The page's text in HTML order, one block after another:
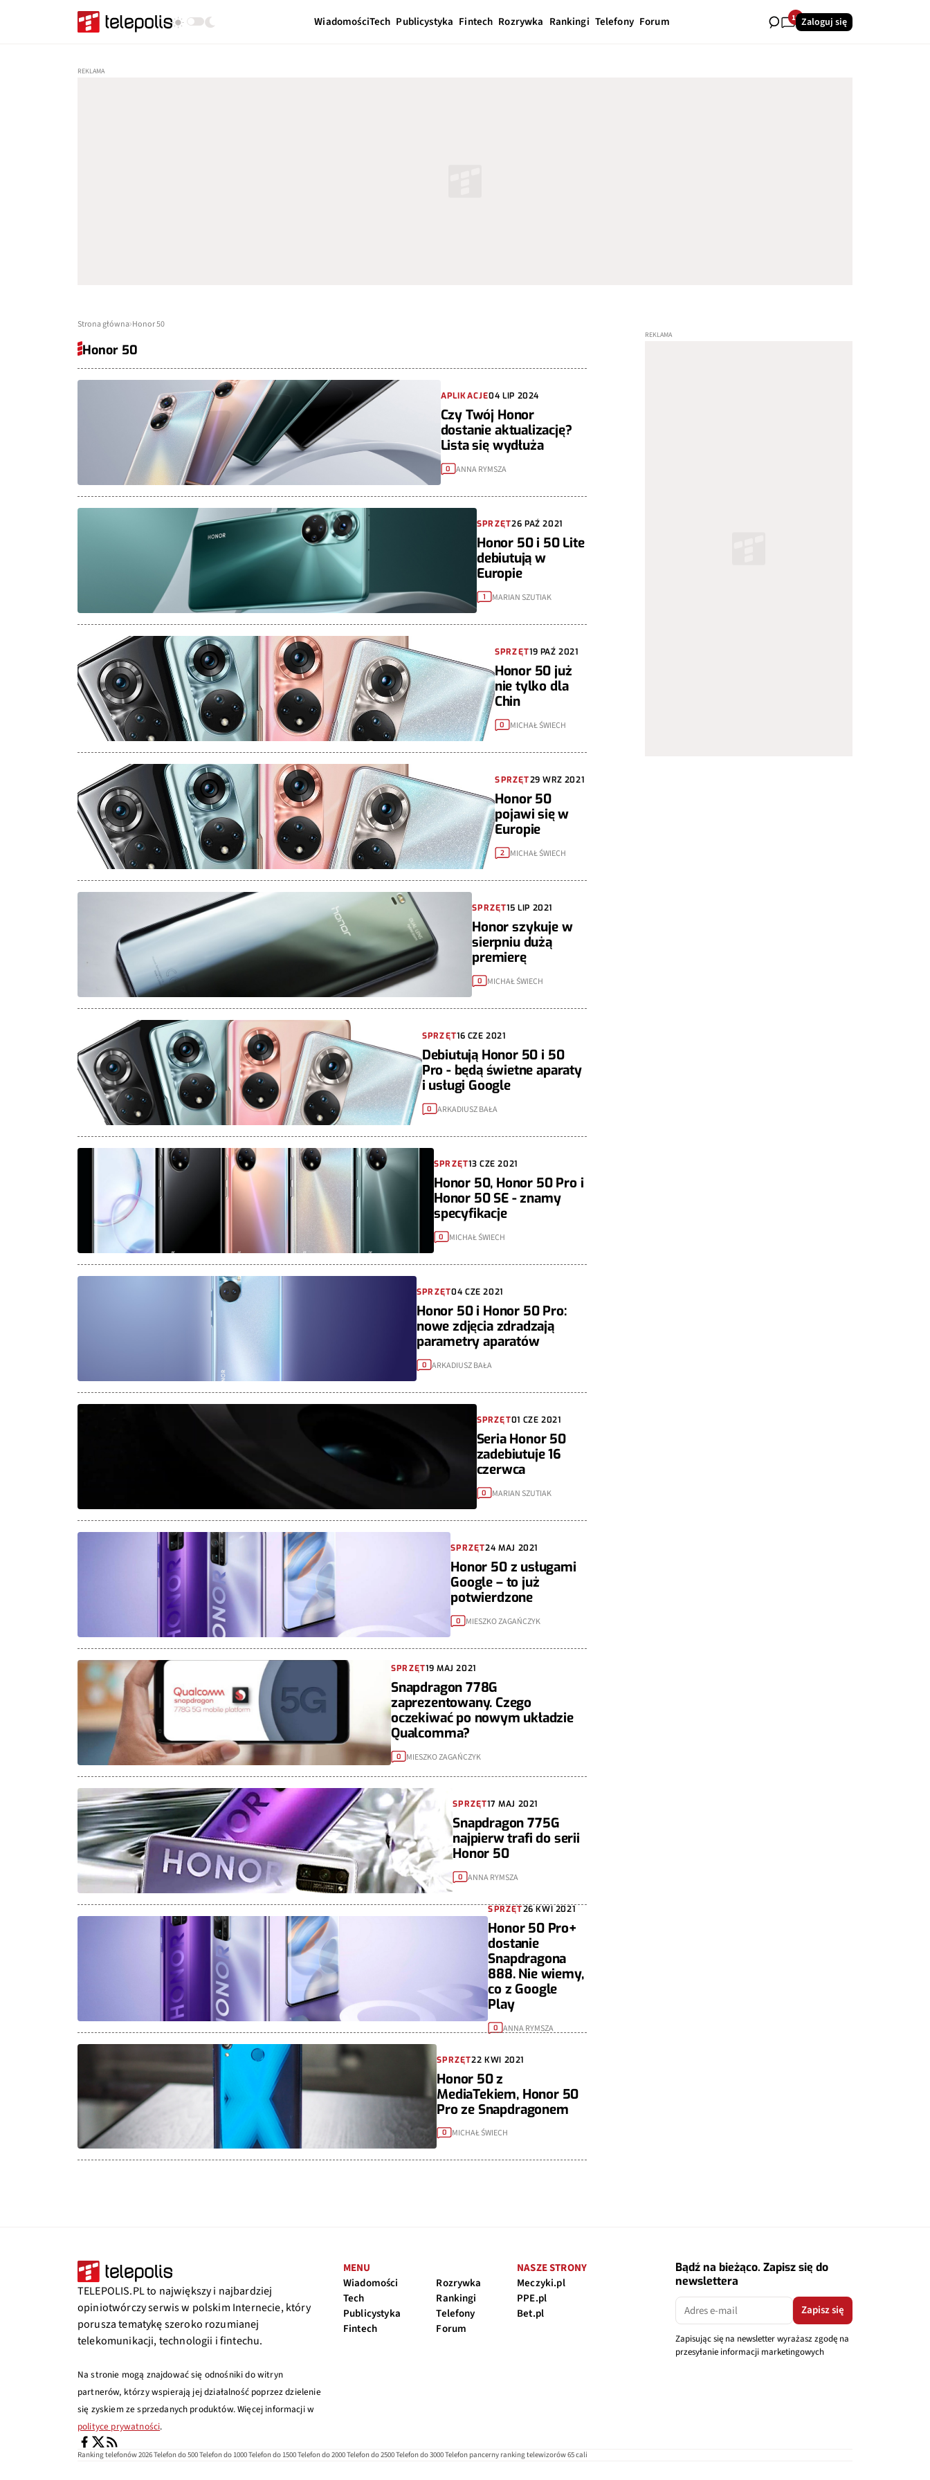
WiadomościTech Publicystyka Fintech Rozrywka Rankingi Telefony Forum 19Zaloguj się
Strona główna Honor 50
Honor 50
APLIKACJE04 LIP 2024
Czy Twój Honor
dostanie aktualizację?
Lista się wydłuża
0 ANNA RYMSZA
SPRZĘT26 PAŹ 2021
Honor 50 i 50 Lite
debiutują w
Europie
1 MARIAN SZUTIAK
SPRZĘT19 PAŹ 2021
Honor 50 już
nie tylko dla
Chin
0 MICHAŁ ŚWIECH
SPRZĘT29 WRZ 2021
Honor 50
pojawi się w
Europie
2 MICHAŁ ŚWIECH
SPRZĘT15 LIP 2021
Honor szykuje w
sierpniu dużą
premierę
0 MICHAŁ ŚWIECH
SPRZĘT16 CZE 2021
Debiutują Honor 50 i 50
Pro - będą świetne aparaty
i usługi Google
0 ARKADIUSZ BAŁA
SPRZĘT13 CZE 2021
Honor 50, Honor 50 Pro i
Honor 50 SE - znamy
specyfikacje
0 MICHAŁ ŚWIECH
SPRZĘT04 CZE 2021
Honor 50 i Honor 50 Pro:
nowe zdjęcia zdradzają
parametry aparatów
0 ARKADIUSZ BAŁA
SPRZĘT01 CZE 2021
Seria Honor 50
zadebiutuje 16
czerwca
0 MARIAN SZUTIAK
SPRZĘT24 MAJ 2021
Honor 50 z usługami
Google – to już
potwierdzone
0 MIESZKO ZAGAŃCZYK
SPRZĘT19 MAJ 2021
Snapdragon 778G
zaprezentowany. Czego
oczekiwać po nowym układzie
Qualcomma?
0 MIESZKO ZAGAŃCZYK
SPRZĘT17 MAJ 2021
Snapdragon 775G
najpierw trafi do serii
Honor 50
0 ANNA RYMSZA
SPRZĘT26 KWI 2021
Honor 50 Pro+
dostanie
Snapdragona
888. Nie wiemy,
co z Google
Play
0 ANNA RYMSZA
SPRZĘT22 KWI 2021
Honor 50 z
MediaTekiem, Honor 50
Pro ze Snapdragonem
0 MICHAŁ ŚWIECH
TELEPOLIS.PL to największy i najbardziej
opiniotwórczy serwis w polskim Internecie, który
porusza tematykę szeroko rozumianej
telekomunikacji, technologii i fintechu.
Na stronie mogą znajdować się odnośniki do witryn
partnerów, którzy wspierają jej działalność poprzez dzielenie
się zyskiem ze sprzedanych produktów. Więcej informacji w
polityce prywatności.
MENU
Wiadomości
Tech
Publicystyka
Fintech
Rozrywka
Rankingi
Telefony
Forum
NASZE STRONY
Meczyki.pl
PPE.pl
Bet.pl
Bądź na bieżąco. Zapisz się do
newslettera
Zapisz się
Zapisując się na newsletter wyrażasz zgodę na
przesyłanie informacji marketingowych
Ranking telefonów 2026Telefon do 500Telefon do 1000Telefon do 1500Telefon do 2000Telefon do 2500Telefon do 3000Telefon pancerny ranking telewizorów 65 cali